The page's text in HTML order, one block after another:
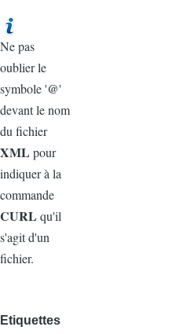
Ne pas
oublier le
symbole '@'
devant le nom
du fichier
XML pour
indiquer à la
commande
CURL qu'il
s'agit d'un
fichier.
Etiquettes